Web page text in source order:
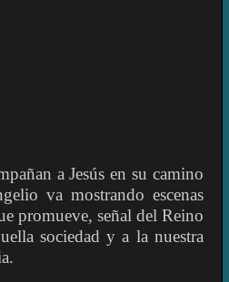
a Jesús en su camino
va mostrando escenas
promueve, señal del Reino
sociedad y a la nuestra